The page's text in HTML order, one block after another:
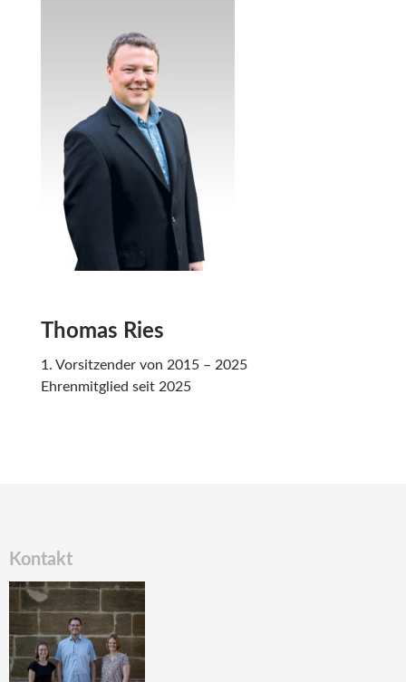
Thomas Ries
1. Vorsitzender von 2015 – 2025
Ehrenmitglied seit 2025
Kontakt